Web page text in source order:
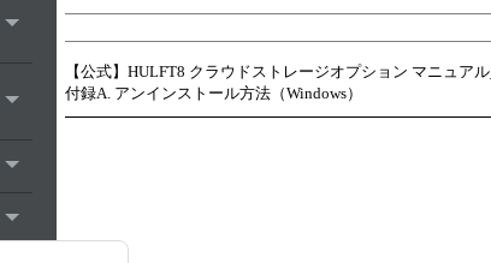
【公式】HULFT8 クラウドストレージオプション マニュア
付録A. アンインストール方法（Windows）